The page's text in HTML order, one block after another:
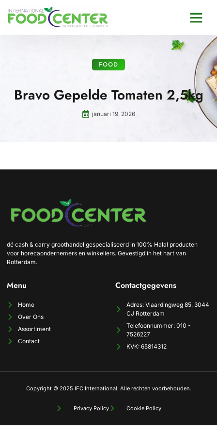
FOOD
Bravo Gepelde Tomaten 2,5kg
januari 19, 2026
dé cash & carry groothandel gespecialiseerd in 100% Halal producten
voor horecaondernemers en winkeliers. Gevestigd in het hart van
Rotterdam.
Menu
Home
Over Ons
Assortiment
Contact
Contactgegevens
Adres: Vlaardingweg 85, 3044
CJ Rotterdam
Telefoonnummer: 010 -
7526227
KVK: 65814312
Copyright © 2025 IFC International, Alle rechten voorbehouden.
Privacy Policy Cookie Policy